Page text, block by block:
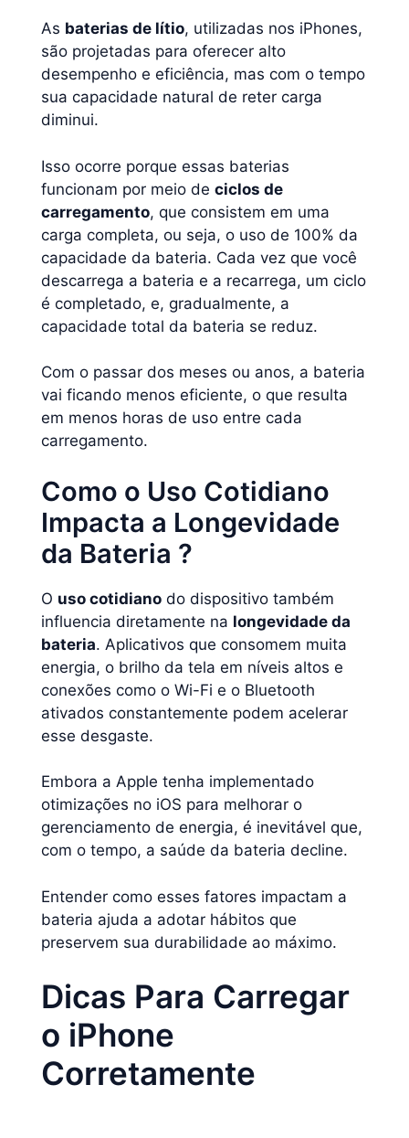
As baterias de lítio, utilizadas nos iPhones,
são projetadas para oferecer alto
desempenho e eficiência, mas com o tempo
sua capacidade natural de reter carga
diminui.
Isso ocorre porque essas baterias
funcionam por meio de ciclos de
carregamento, que consistem em uma
carga completa, ou seja, o uso de 100% da
capacidade da bateria. Cada vez que você
descarrega a bateria e a recarrega, um ciclo
é completado, e, gradualmente, a
capacidade total da bateria se reduz.
Com o passar dos meses ou anos, a bateria
vai ficando menos eficiente, o que resulta
em menos horas de uso entre cada
carregamento.
Como o Uso Cotidiano
Impacta a Longevidade
da Bateria ?
O uso cotidiano do dispositivo também
influencia diretamente na longevidade da
bateria. Aplicativos que consomem muita
energia, o brilho da tela em níveis altos e
conexões como o Wi-Fi e o Bluetooth
ativados constantemente podem acelerar
esse desgaste.
Embora a Apple tenha implementado
otimizações no iOS para melhorar o
gerenciamento de energia, é inevitável que,
com o tempo, a saúde da bateria decline.
Entender como esses fatores impactam a
bateria ajuda a adotar hábitos que
preservem sua durabilidade ao máximo.
Dicas Para Carregar
o iPhone
Corretamente